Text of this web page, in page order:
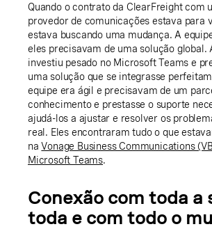
Quando o contrato da ClearFreight com
provedor de comunicações estava para
estava buscando uma mudança. A
eles precisavam de uma solução global.
investiu pesado no Microsoft Teams e
uma solução que se integrasse
equipe era ágil e precisavam de um
conhecimento e prestasse o suporte
ajudá-los a ajustar e resolver os
real. Eles encontraram tudo o que
naVonage Business Communications
Microsoft Teams.
Conexão com toda a
toda e com todo o